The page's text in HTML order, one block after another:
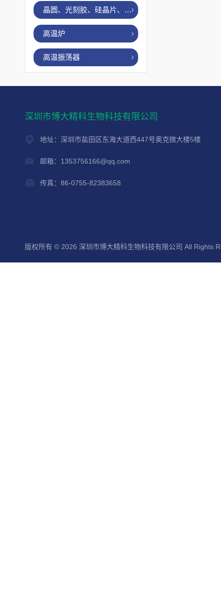
晶圆、光刻胶、硅晶片、烤胶机
高温炉
高温振荡器
深圳市博大精科生物科技有限公司
地址：深圳市盐田区东海大道西447号奥克微大楼5楼
邮箱：1353756166@qq.com
传真：86-0755-82383658
版权所有 © 2026 深圳市博大精科生物科技有限公司 All Rights